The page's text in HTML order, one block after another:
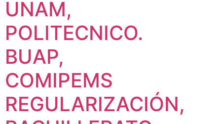
UNAM,
POLITECNICO.
BUAP,
COMIPEMS
REGULARIZACIÓN,